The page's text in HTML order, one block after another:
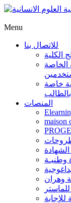
Menu
للاتصال بنا
الكلية
الخاصة
خاصة
بالطالب
المنصات
maison
وهران